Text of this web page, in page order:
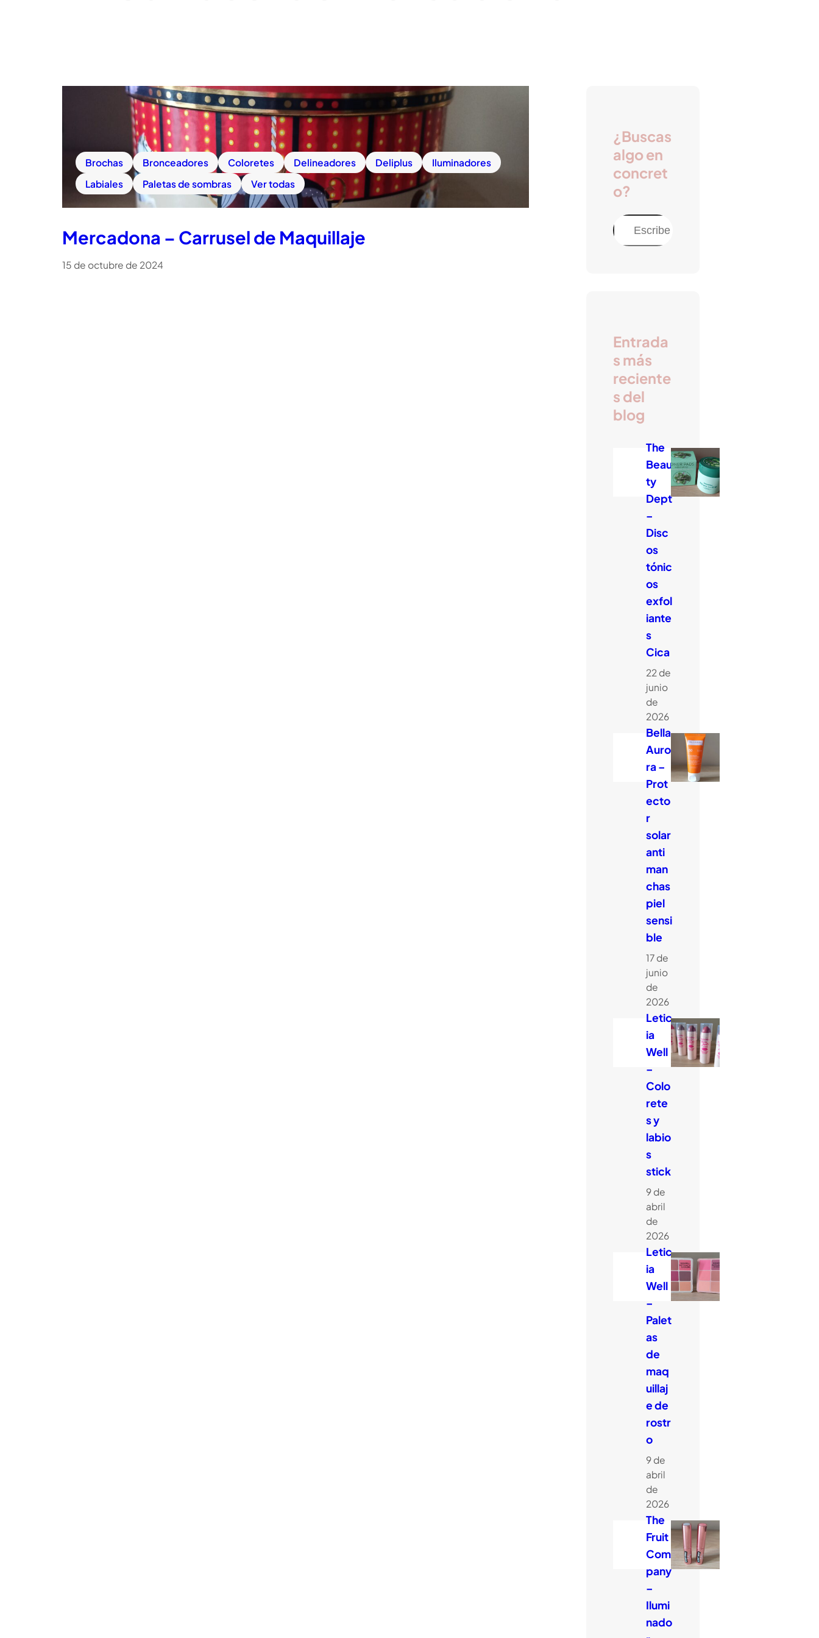
Brochas Bronceadores Coloretes Delineadores Deliplus
Iluminadores
Labiales
Paletas de sombras Ver todas
Mercadona – Carrusel de Maquillaje
15 de octubre de 2024
¿Buscas
algo en
concret
o?
B
Entrada
s más
reciente
s del
blog
The
Beau
ty
Dept
–
Disc
os
tónic
os
exfol
iante
s
Cica
22 de
junio
de
2026
Bella
Auro
ra –
Prot
ecto
r
solar
anti
man
chas
piel
sensi
ble
17 de
junio
de
2026
Letic
ia
Well
–
Colo
rete
s y
labio
s
stick
9 de
abril
de
2026
Letic
ia
Well
–
Palet
as
de
maq
uillaj
e de
rostr
o
9 de
abril
de
2026
The
Fruit
Com
pany
–
Ilumi
nado